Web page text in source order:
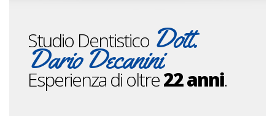
Studio Dentistico Dott.
Dario Decanini
Esperienza di oltre22 anni.